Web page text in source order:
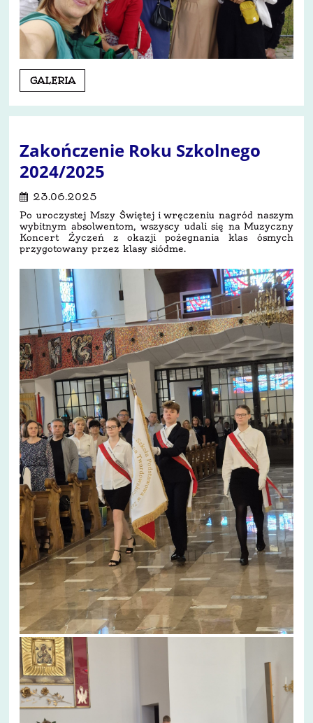
Dzień
1,
7.07.2025:
GALERIA
Zakończenie Roku Szkolnego
2024/2025
23.06.2025
Po uroczystej Mszy Świętej i wręczeniu nagród naszym
wybitnym absolwentom, wszyscy udali się na Muzyczny
Koncert Życzeń z okazji pożegnania klas ósmych
przygotowany przez klasy siódme.